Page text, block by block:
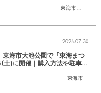
東海市
,大府市
東海市
2026.07.30
東海市大池公園で「東海まつ
土)に開催｜購入方法や駐車場